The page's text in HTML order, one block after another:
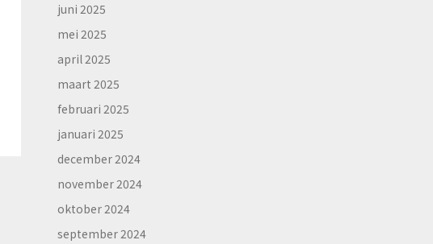
juni 2025
mei 2025
april 2025
maart 2025
februari 2025
januari 2025
december 2024
november 2024
oktober 2024
september 2024